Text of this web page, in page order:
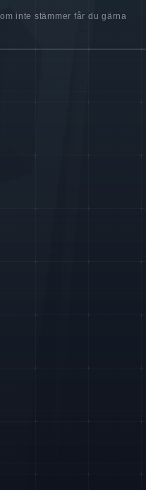
inte stämmer får du gärna